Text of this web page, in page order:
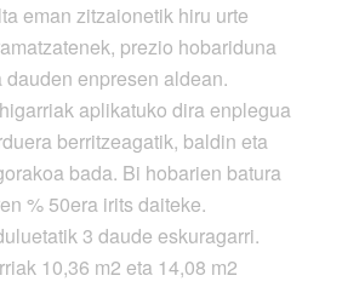
eman zitzaionetik hiru urte
prezio hobariduna
enpresen aldean.
aplikatuko dira enplegua
berritzeagatik, baldin eta
bada. Bi hobarien batura
% 50era irits daiteke.
3 daude eskuragarri.
10,36 m2 eta 14,08 m2